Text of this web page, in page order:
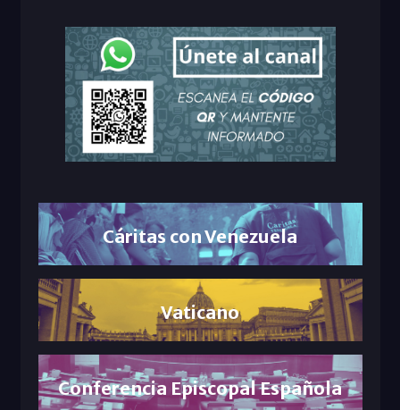
Cáritas con Venezuela
Vaticano
Conferencia Episcopal Española